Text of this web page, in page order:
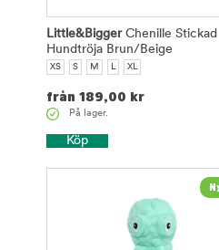
Little&BiggerChenille Stickad
Hundtröja Brun/Beige
XS S M L XL
från 189,00 kr
På lager.
Köp